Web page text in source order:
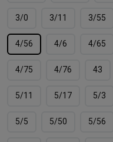
3/0 3/11 3/55
4/56 4/6 4/65
4/75 4/76 43
5/11 5/17 5/3
5/5 5/50 5/56